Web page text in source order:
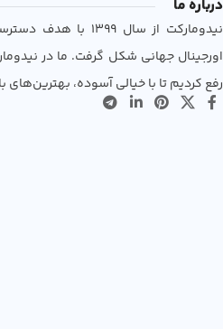
درباره ما
نیدومارکت از سال
اورجینال جهانی شکل گرفت. ما در
رفع کردیم تا با خیالی آسوده، بهترین‌های